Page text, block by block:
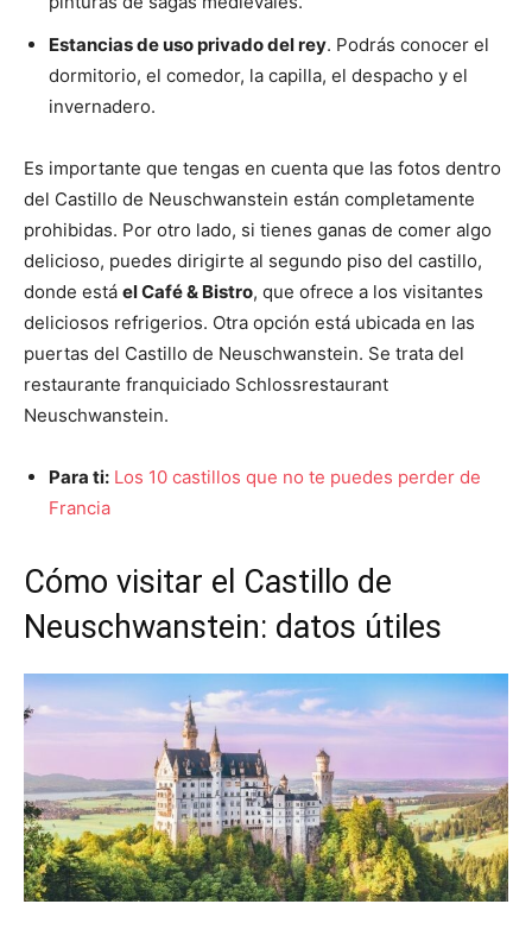
Estancias de uso privado del rey. Podrás conocer el
dormitorio, el comedor, la capilla, el despacho y el
invernadero.
Es importante que tengas en cuenta que las fotos dentro
del Castillo de Neuschwanstein están completamente
prohibidas. Por otro lado, si tienes ganas de comer algo
delicioso, puedes dirigirte al segundo piso del castillo,
donde está el Café & Bistro, que ofrece a los visitantes
deliciosos refrigerios. Otra opción está ubicada en las
puertas del Castillo de Neuschwanstein. Se trata del
restaurante franquiciado Schlossrestaurant
Neuschwanstein.
Para ti: Los 10 castillos que no te puedes perder de
Francia
Cómo visitar el Castillo de
Neuschwanstein: datos útiles